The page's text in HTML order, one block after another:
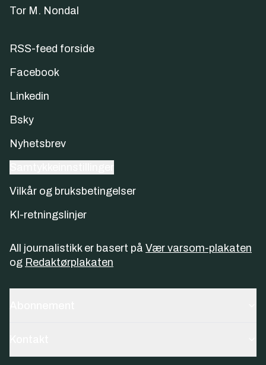
Tor M. Nondal
RSS-feed forside
Facebook
Linkedin
Bsky
Nyhetsbrev
Vilkår og bruksbetingelser
KI-retningslinjer
All journalistikk er basert på Vær varsom-plakaten
og Redaktørplakaten